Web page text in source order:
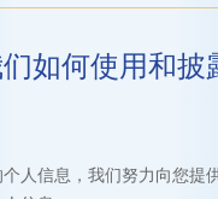
如何使用和披
人信息，我们努力向您提